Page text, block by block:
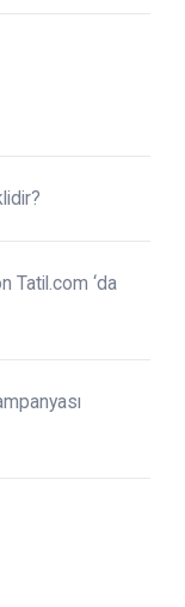
Tatil.com ‘da